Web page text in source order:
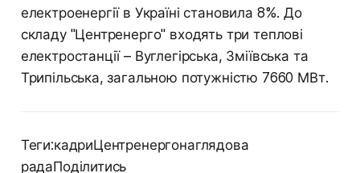
електроенергії в Україні становила 8%. До
складу "Центренерго" входять три теплові
електростанції – Вуглегірська, Зміївська та
Трипільська, загальною потужністю 7660 МВт.
Теги:кадриЦентренергонаглядова
радаПоділитись